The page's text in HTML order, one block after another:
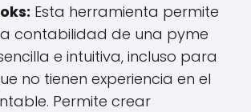
Esta herramienta permite
contabilidad de una pyme
e intuitiva, incluso para
no tienen experiencia en el
Permite crear